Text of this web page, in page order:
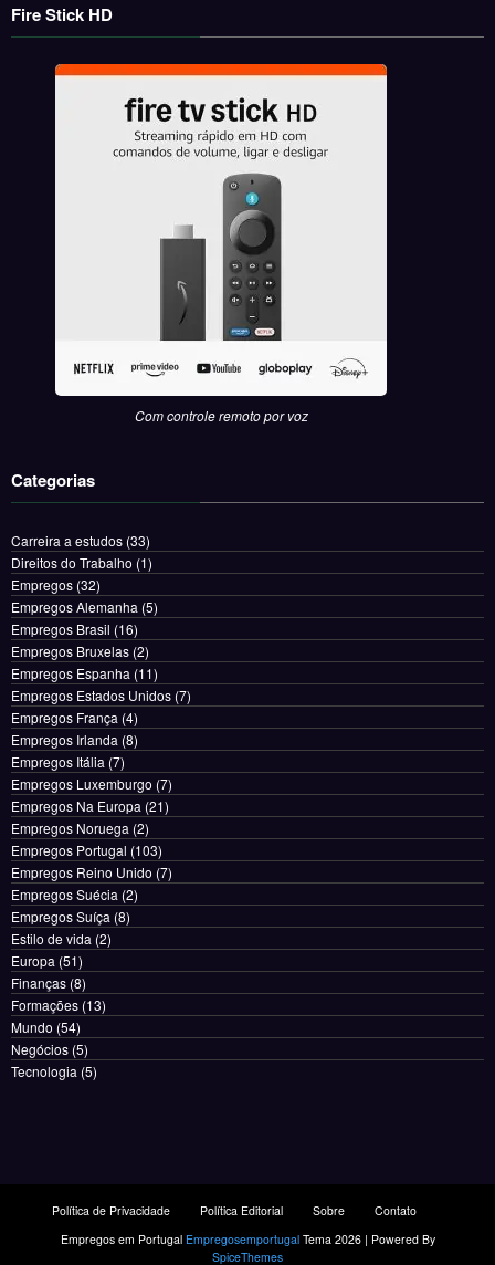
Fire Stick HD
Com controle remoto por voz
Categorias
Carreira a estudos (33)
Direitos do Trabalho (1)
Empregos (32)
Empregos Alemanha (5)
Empregos Brasil (16)
Empregos Bruxelas (2)
Empregos Espanha (11)
Empregos Estados Unidos (7)
Empregos França (4)
Empregos Irlanda (8)
Empregos Itália (7)
Empregos Luxemburgo (7)
Empregos Na Europa (21)
Empregos Noruega (2)
Empregos Portugal (103)
Empregos Reino Unido (7)
Empregos Suécia (2)
Empregos Suíça (8)
Estilo de vida (2)
Europa (51)
Finanças (8)
Formações (13)
Mundo (54)
Negócios (5)
Tecnologia (5)
Política de Privacidade Política Editorial Sobre
Contato
Empregos em Portugal EmpregosemportugalTema 2026 | Powered By
SpiceThemes